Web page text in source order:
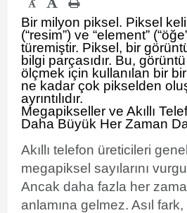
Bir milyon piksel. Piksel
(“resim”) ve “element”
türemiştir. Piksel, bir
bilgi parçasıdır. Bu,
ölçmek için kullanılan bir
ne kadar çok pikselden
ayrıntılıdır.
Megapikseller ve Akıllı
Daha Büyük Her Zaman
Akıllı telefon üreticileri
megapiksel sayılarını
Ancak daha fazla her
anlamına gelmez. Asıl